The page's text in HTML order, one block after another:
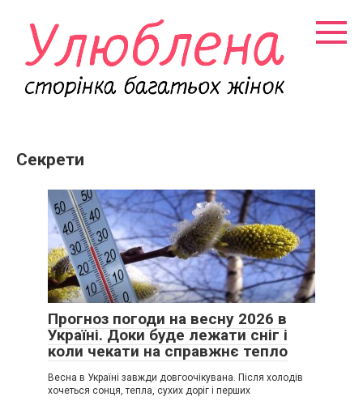
контенту
Секрети
Прогноз погоди на весну 2026 в
Україні. Доки буде лежати сніг і
коли чекати на справжнє тепло
Весна в Україні завжди довгоочікувана. Після холодів
хочеться сонця, тепла, сухих доріг і перших